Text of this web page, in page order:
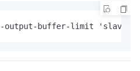
output-buffer-limit 'slave 0